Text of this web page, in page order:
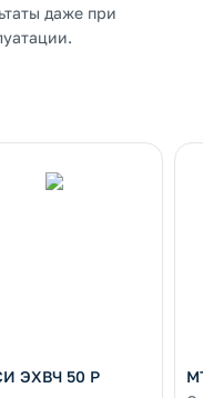
даже при
ЭХВЧ 50 Р